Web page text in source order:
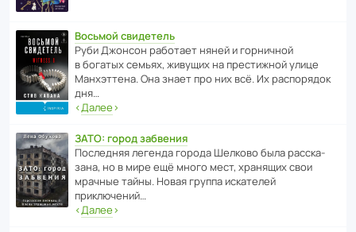
Восьмой свидетель
Руби Джонсон рабо­тает няней и горни­чной
в богатых семьях, живущих на прес­ти­жной улице
Манх­эт­тена. Она знает про них всё. Их распо­рядок
дня…
‹Далее›
ЗАТО: город забвения
После­дняя легенда города Шелково была расска­
зана, но в мире ещё много мест, хранящих свои
мрачные тайны. Новая группа иска­телей
приключений…
‹Далее›